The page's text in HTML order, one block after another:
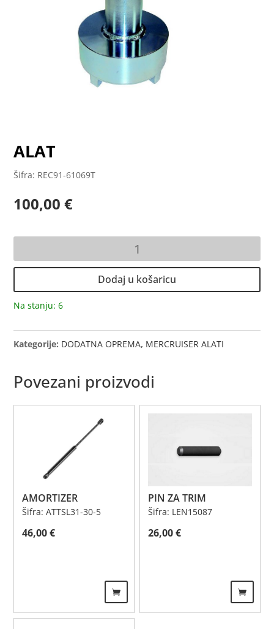
ALAT
Šifra: REC91-61069T
100,00€
Dodaj u košaricu
Na stanju: 6
Kategorije: DODATNA OPREMA, MERCRUISER ALATI
Povezani proizvodi
AMORTIZER
Šifra: ATTSL31-30-5
46,00€
PIN ZA TRIM
Šifra: LEN15087
26,00€